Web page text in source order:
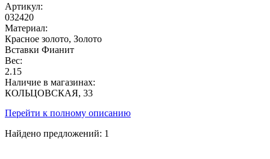
Артикул:
032420
Материал:
Красное золото, Золото
Вставки Фианит
Вес:
2.15
Наличие в магазинах:
КОЛЬЦОВСКАЯ, 33
Перейти к полному описанию
Найдено предложений: 1